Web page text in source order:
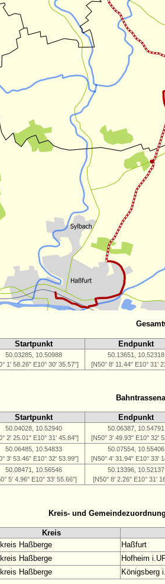
Startpunkt Endpunkt
50.03285, 10.50988
1' 58.26" E10° 30' 35.57"]
50.13651, 10.52318
[N50° 8' 11.44" E10° 31'
Startpunkt Endpunkt
50.04028, 10.52940
2' 25.01" E10° 31' 45.84"]
50.06387, 10.54791
[N50° 3' 49.93" E10° 32'
50.06485, 10.54833
3' 53.46" E10° 32' 53.99"]
50.07554, 10.55406
[N50° 4' 31.94" E10° 33'
50.08471, 10.56546
5' 4.96" E10° 33' 55.66"]
50.13396, 10.52137
[N50° 8' 2.26" E10° 31'
Kreis- und
Kreis
Haßberge Haßfurt
Haßberge Hofheim
Haßberge Königsberg